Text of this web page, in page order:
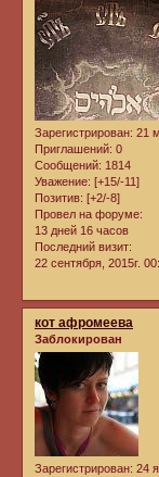
Зарегистрирован: 21
Приглашений: 0
Сообщений: 1814
Уважение: [+15/-11]
Позитив: [+2/-8]
Провел на форуме:
13 дней 16 часов
Последний визит:
22 сентября, 2015г.
кот афромеева
Заблокирован
Зарегистрирован: 24